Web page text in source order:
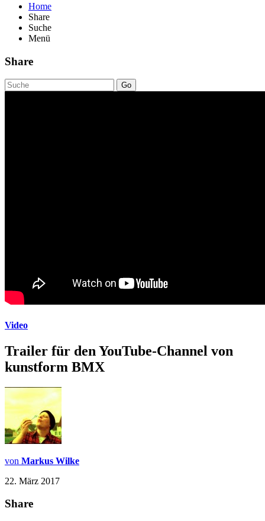
Home
Share
Suche
Menü
Share
Go
Video
Trailer für den YouTube-Channel von
kunstform BMX
von Markus Wilke
22. März 2017
Share